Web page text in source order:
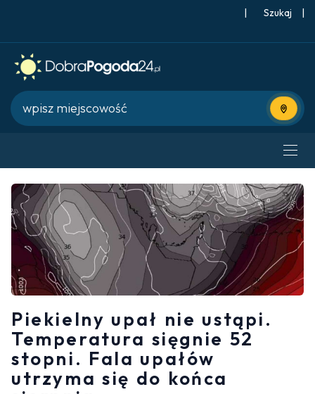
| |
Użyj
Piekielny upał nie ustąpi.
Temperatura sięgnie 52
stopni. Fala upałów
utrzyma się do końca